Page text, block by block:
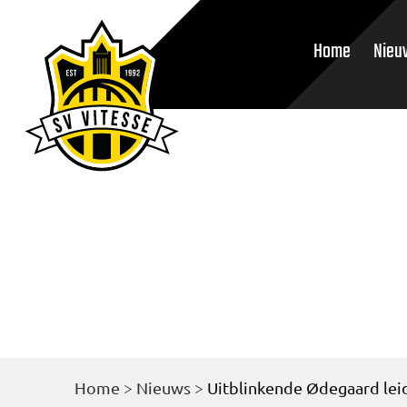
Home
Home > Nieuws > Uitblinkende Ødegaard